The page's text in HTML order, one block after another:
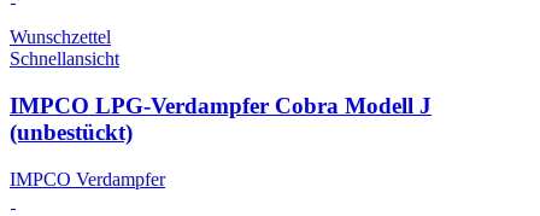
Wunschzettel
Schnellansicht
IMPCO LPG-Verdampfer Cobra Modell J
(unbestückt)
IMPCO Verdampfer